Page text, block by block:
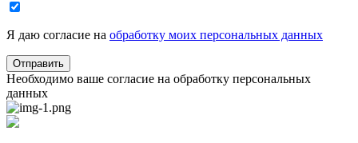
Я даю согласие на обработку моих персональных данных
Необходимо ваше согласие на обработку персональных
данных